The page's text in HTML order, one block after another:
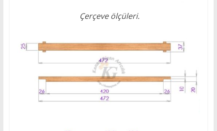
Çerçeve ölçüleri.